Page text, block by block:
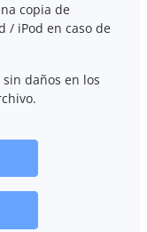
copia de
/ iPod en caso de
daños en los